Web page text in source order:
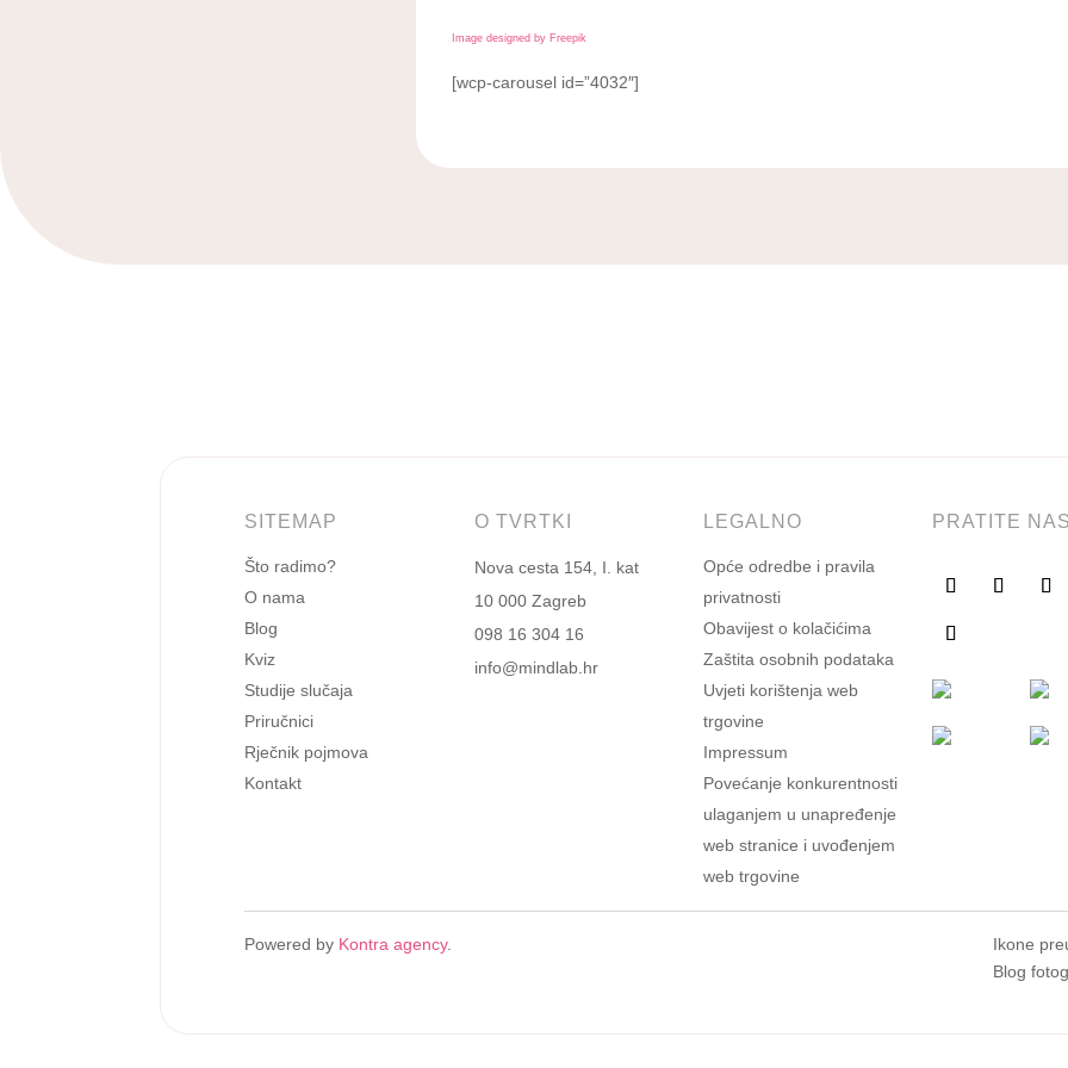
Image designed by Freepik
[wcp-carousel id=”4032″]
SITEMAP
Što radimo?
O nama
Blog
Kviz
Studije slučaja
Priručnici
Rječnik pojmova
Kontakt
O TVRTKI
Nova cesta 154, I. kat
10 000 Zagreb
098 16 304 16
info@mindlab.hr
LEGALNO
Opće odredbe i pravila
privatnosti
Obavijest o kolačićima
Zaštita osobnih podataka
Uvjeti korištenja web
trgovine
Impressum
Povećanje konkurentnosti
ulaganjem u unapređenje
web stranice i uvođenjem
web trgovine
PRATITE
Powered by Kontra agency.
Ikone
Blog